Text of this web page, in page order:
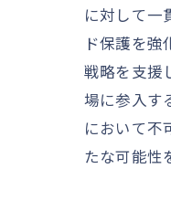
に対して一
ド保護を
戦略を支援
場に参入す
において不
たな可能性